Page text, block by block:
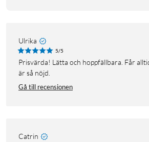
Ulrika
5/5
Prisvärda! Lätta och hoppfällbara. Får alltid plats i väskan. Jag
är så nöjd.
Gå till recensionen
Catrin